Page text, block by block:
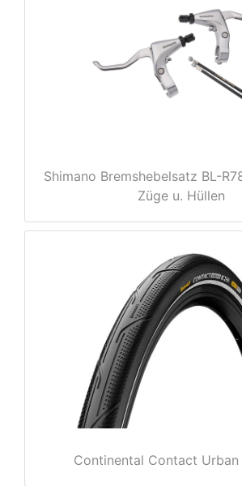
Shimano Bremshebelsatz BL-
Züge u. Hüllen
Continental Contact